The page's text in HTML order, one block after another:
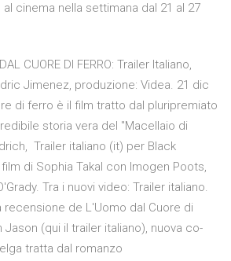
cinema nella settimana dal 21 al 27
CUORE DI FERRO: Trailer Italiano,
Jimenez, produzione: Videa. 21 dic
di ferro è il film tratto dal pluripremiato
storia vera del ''Macellaio di
Trailer italiano (it) per Black
di Sophia Takal con Imogen Poots,
Tra i nuovi video: Trailer italiano.
recensione de L'Uomo dal Cuore di
Jason (qui il trailer italiano), nuova co-
tratta dal romanzo